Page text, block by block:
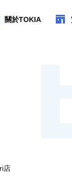
關於TOKIA
店